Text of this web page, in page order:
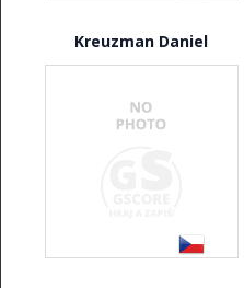
Kreuzman Daniel